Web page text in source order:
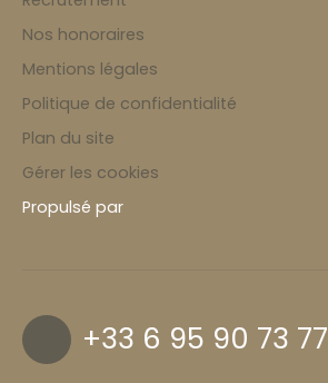
Nos honoraires
Mentions légales
Politique de confidentialité
Plan du site
Gérer les cookies
Propulsé par
+33 6 95 90 73 77